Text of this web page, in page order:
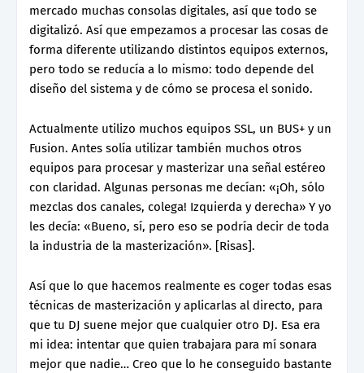
mercado muchas consolas digitales, así que todo se
digitalizó. Así que empezamos a procesar las cosas de
forma diferente utilizando distintos equipos externos,
pero todo se reducía a lo mismo: todo depende del
diseño del sistema y de cómo se procesa el sonido.
Actualmente utilizo muchos equipos SSL, un BUS+ y un
Fusion. Antes solía utilizar también muchos otros
equipos para procesar y masterizar una señal estéreo
con claridad. Algunas personas me decían: «¡Oh, sólo
mezclas dos canales, colega! Izquierda y derecha» Y yo
les decía: «Bueno, sí, pero eso se podría decir de toda
la industria de la masterización». [Risas].
Así que lo que hacemos realmente es coger todas esas
técnicas de masterización y aplicarlas al directo, para
que tu DJ suene mejor que cualquier otro DJ. Esa era
mi idea: intentar que quien trabajara para mí sonara
mejor que nadie… Creo que lo he conseguido bastante